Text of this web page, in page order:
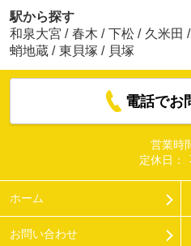
駅から探す
和泉大宮 / 春木 / 下松 / 久米田 /
蛸地蔵 / 東貝塚 / 貝塚
電話でお
営業時
定休日：
ホーム
お問い合わせ